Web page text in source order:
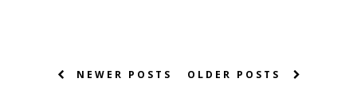
NEWER POSTS OLDER POSTS